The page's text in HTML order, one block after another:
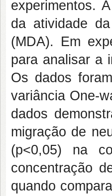
experimentos.
da atividade
(MDA). Em
para analisar a
Os dados
variância One-
dados
migração de
(p<0,05) na
concentração
quando